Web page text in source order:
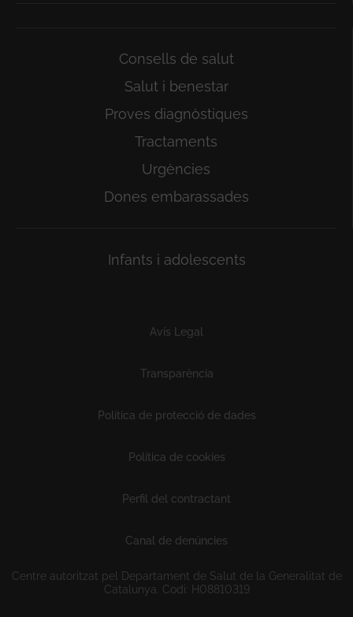
Consells de salut
Salut i benestar
Proves diagnòstiques
Tractaments
Urgències
Dones embarassades
Infants i adolescents
Avís Legal
Transparència
Política de protecció de dades
Política de cookies
Perfil del contractant
Canal de denúncies
Centre autoritzat pel Departament de Salut de la Generalitat de
Catalunya. Codi: H08810319